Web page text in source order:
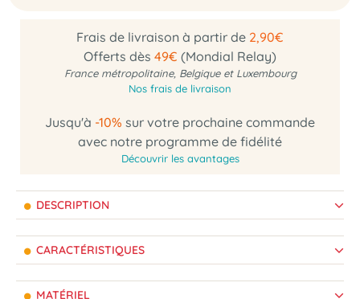
Frais de livraison à partir de 2,90€
Offerts dès 49€ (Mondial Relay)
France métropolitaine, Belgique et Luxembourg
Nos frais de livraison
Jusqu'à -10% sur votre prochaine commande
avec notre programme de fidélité
Découvrir les avantages
DESCRIPTION
CARACTÉRISTIQUES
MATÉRIEL